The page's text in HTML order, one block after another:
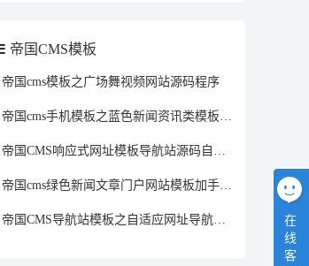
帝国CMS模板
帝国cms模板之广场舞视频网站源码程序
帝国cms手机模板之蓝色新闻资讯类模板【可以改颜色】
帝国CMS响应式网址模板导航站源码自适应手机端
帝国cms绿色新闻文章门户网站模板加手机版加自适应会员模板可改颜色
帝国CMS导航站模板之自适应网址导航站源码
在
线
客